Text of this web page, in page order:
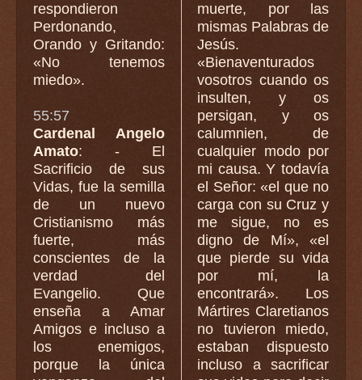
respondieron
Perdonando,
Orando y Gritando:
«No tenemos
miedo».
55:57
Cardenal Angelo
Amato: - El
Sacrificio de sus
Vidas, fue la semilla
de un nuevo
Cristianismo más
fuerte, más
conscientes de la
verdad del
Evangelio. Que
enseña a Amar
Amigos e incluso a
los enemigos,
porque la única
muerte, por las
mismas Palabras de
Jesús.
«Bienaventurados
vosotros cuando os
insulten, y os
persigan, y os
calumnien, de
cualquier modo por
mi causa. Y todavía
el Señor: «el que no
carga con su Cruz y
me sigue, no es
digno de Mí», «el
que pierde su vida
por mí, la
encontrará». Los
Mártires Claretianos
no tuvieron miedo,
estaban dispuesto
incluso a sacrificar